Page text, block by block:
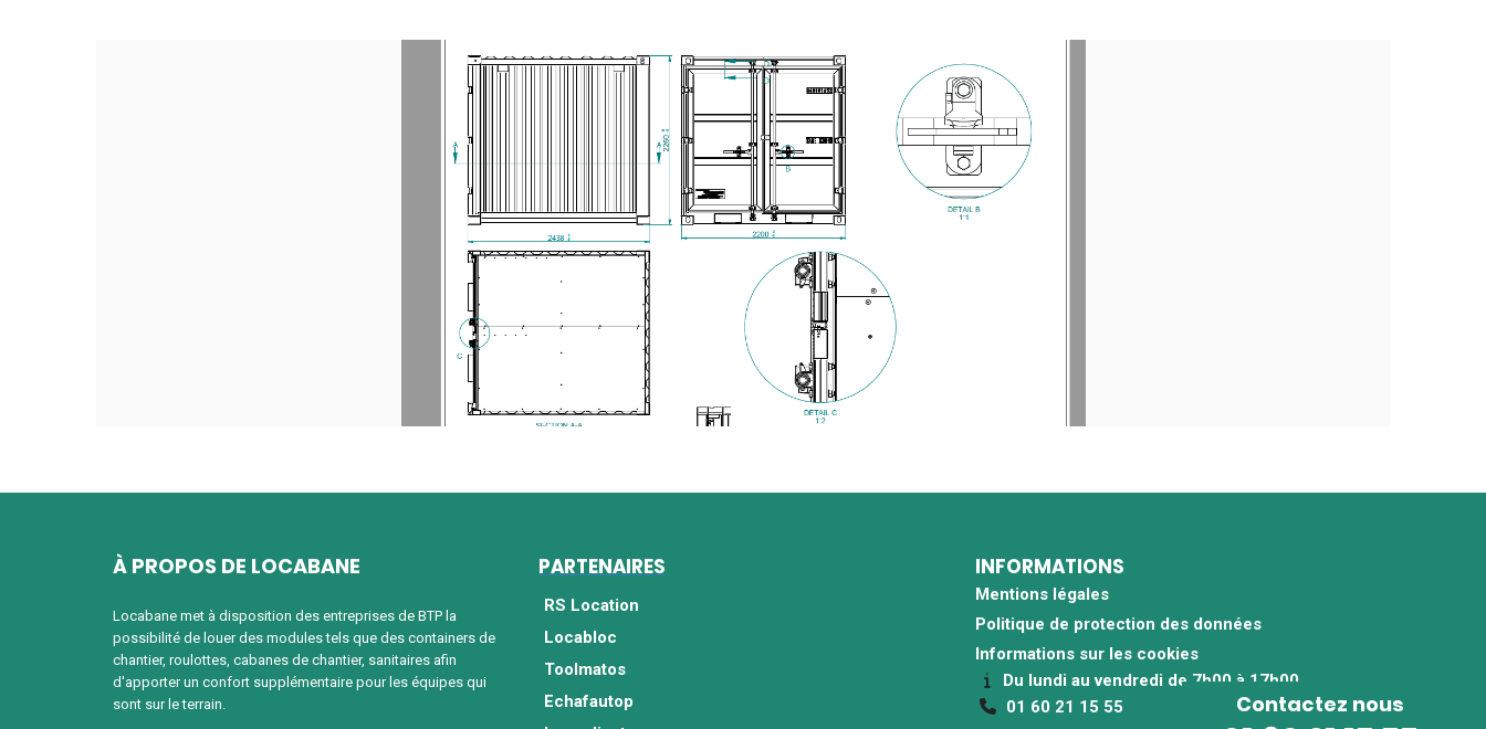
À PROPOS DE LOCABANE
Locabane met à disposition des entreprises de BTP la
possibilité de louer des modules tels que des containers de
chantier, roulottes, cabanes de chantier, sanitaires afin
d'apporter un confort supplémentaire pour les équipes qui
sont sur le terrain.
PARTENAIRES
RS Location
Locabloc
Toolmatos
Echafautop
INFORMATIONS
Mentions légales
Politique de protection des données
Informations sur les cookies
Du lundi au vendredi de 7h00 à 17h00
01 60 21 15 55
Contactez nous